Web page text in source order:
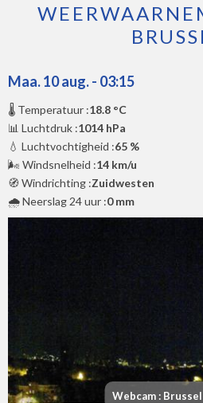
Maa. 10 aug. - 03:15
🌡️ Temperatuur :18.8 °C
📊 Luchtdruk :1014 hPa
💧 Luchtvochtigheid :65 %
🌬️ Windsnelheid :14 km/u
🧭 Windrichting :Zuidwesten
🌧️ Neerslag 24 uur :0 mm
Webcam : Brussel